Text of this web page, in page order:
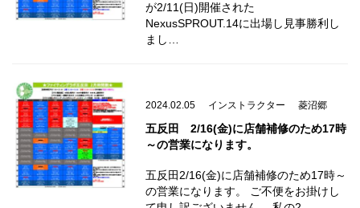
が2/11(日)開催された
NexusSPROUT.14に出場し見事勝利し
まし…
2024.02.05 インストラクター 菱沼郷
五反田 2/16(金)に店舗補修のため17時
～の営業になります。
五反田2/16(金)に店舗補修のため17時～
の営業になります。 ご不便をお掛けし